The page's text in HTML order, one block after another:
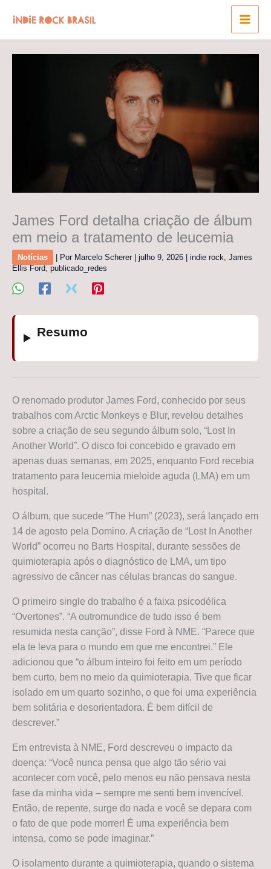
para
o
conteúdo
James Ford detalha criação de álbum
em meio a tratamento de leucemia
Notícias | Por Marcelo Scherer julho 9, 2026 indie rock, James
Ellis Ford, publicado_redes
Resumo
O renomado produtor James Ford, conhecido por seus
trabalhos com Arctic Monkeys e Blur, revelou detalhes
sobre a criação de seu segundo álbum solo, “Lost In
Another World”. O disco foi concebido e gravado em
apenas duas semanas, em 2025, enquanto Ford recebia
tratamento para leucemia mieloide aguda (LMA) em um
hospital.
O álbum, que sucede “The Hum” (2023), será lançado em
14 de agosto pela Domino. A criação de “Lost In Another
World” ocorreu no Barts Hospital, durante sessões de
quimioterapia após o diagnóstico de LMA, um tipo
agressivo de câncer nas células brancas do sangue.
O primeiro single do trabalho é a faixa psicodélica
“Overtones”. “A outromundice de tudo isso é bem
resumida nesta canção”, disse Ford à NME. “Parece que
ela te leva para o mundo em que me encontrei.” Ele
adicionou que “o álbum inteiro foi feito em um período
bem curto, bem no meio da quimioterapia. Tive que ficar
isolado em um quarto sozinho, o que foi uma experiência
bem solitária e desorientadora. É bem difícil de
descrever.”
Em entrevista à NME, Ford descreveu o impacto da
doença: “Você nunca pensa que algo tão sério vai
acontecer com você, pelo menos eu não pensava nesta
fase da minha vida – sempre me senti bem invencível.
Então, de repente, surge do nada e você se depara com
o fato de que pode morrer! É uma experiência bem
intensa, como se pode imaginar.”
O isolamento durante a quimioterapia, quando o sistema